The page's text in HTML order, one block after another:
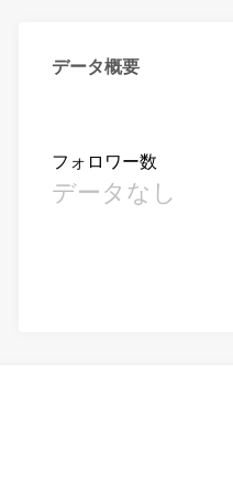
データ概要
フォロワー数
データなし